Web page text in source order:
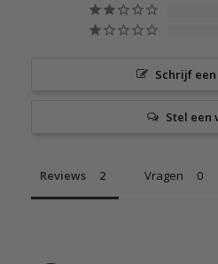
Schrijf
Stel een
Reviews Vragen